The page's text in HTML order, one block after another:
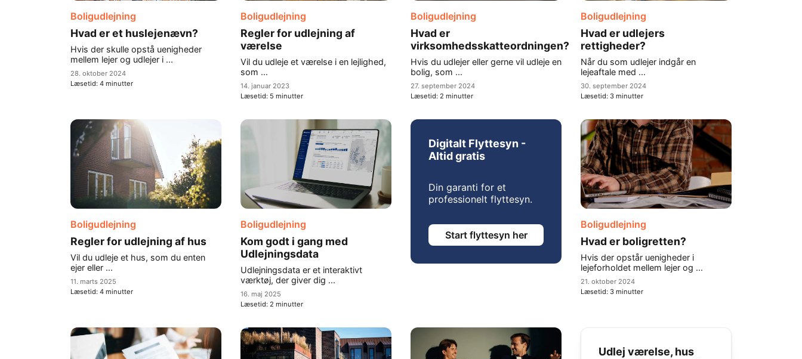
Boligudlejning
Hvad er et huslejenævn?
Hvis der skulle opstå uenigheder
mellem lejer og udlejer i ...
28. oktober 2024
Læsetid: 4 minutter
Boligudlejning
Regler for udlejning af
værelse
Vil du udleje et værelse i en lejlighed,
som ...
14. januar 2023
Læsetid: 5 minutter
Boligudlejning
Hvad er
virksomhedsskatteordningen?
Hvis du udlejer eller gerne vil udleje en
bolig, som ...
27. september 2024
Læsetid: 2 minutter
Boligudlejning
Hvad er udlejers
rettigheder?
Når du som udlejer indgår en
lejeaftale med ...
30. september 2024
Læsetid: 3 minutter
Boligudlejning
Regler for udlejning af hus
Vil du udleje et hus, som du enten
ejer eller ...
11. marts 2025
Læsetid: 4 minutter
Boligudlejning
Kom godt i gang med
Udlejningsdata
Udlejningsdata er et interaktivt
værktøj, der giver dig ...
16. maj 2025
Læsetid: 2 minutter
Digitalt Flyttesyn -
Altid gratis
Din garanti for et
professionelt flyttesyn.
Start flyttesyn her
Boligudlejning
Hvad er boligretten?
Hvis der opstår uenigheder i
lejeforholdet mellem lejer og ...
21. oktober 2024
Læsetid: 3 minutter
Udlej værelse, hus